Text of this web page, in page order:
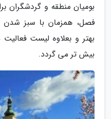
بومیان منطقه و گردشگران
فصل، همزمان با سبز شدن
بهتر و بعلاوه لیست
بیش تر می گردد.